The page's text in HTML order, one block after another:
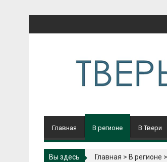
Главная В регионе В Твери
Вы здесь Главная > В регионе >